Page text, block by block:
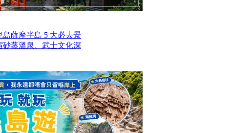
島薩摩半島 5 大必去景
蒸溫泉、武士文化深